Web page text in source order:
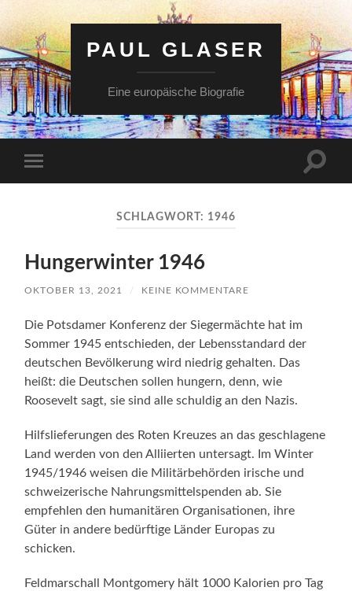
PAUL GLASER
Eine europäische Biografie
Menü
SCHLAGWORT: 1946
Hungerwinter 1946
OKTOBER 13, 2021 / KEINE KOMMENTARE
Die Potsdamer Konferenz der Siegermächte hat im
Sommer 1945 entschieden, der Lebensstandard der
deutschen Bevölkerung wird niedrig gehalten. Das
heißt: die Deutschen sollen hungern, denn, wie
Roosevelt sagt, sie sind alle schuldig an den Nazis.
Hilfslieferungen des Roten Kreuzes an das geschlagene
Land werden von den Alliierten untersagt. Im Winter
1945/1946 weisen die Militärbehörden irische und
schweizerische Nahrungsmittelspenden ab. Sie
empfehlen den humanitären Organisationen, ihre
Güter in andere bedürftige Länder Europas zu
schicken.
Feldmarschall Montgomery hält 1000 Kalorien pro Tag